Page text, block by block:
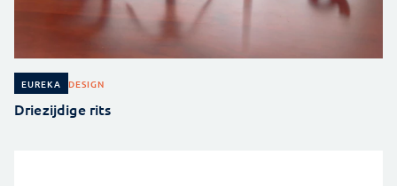
EUREKA DESIGN
Driezijdige rits